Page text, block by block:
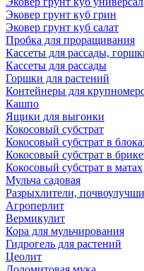
Эковер грунт куб грин
Эковер грунт куб салат
Пробка для проращивания
Кассеты для рассады,
Кассеты для рассады
Горшки для растений
Контейнеры для
Кашпо
Ящики для выгонки
Кокосовый субстрат
Кокосовый субстрат в
Кокосовый субстрат в
Кокосовый субстрат в матах
Мульча садовая
Разрыхлители,
Агроперлит
Вермикулит
Кора для мульчирования
Гидрогель для растений
Цеолит